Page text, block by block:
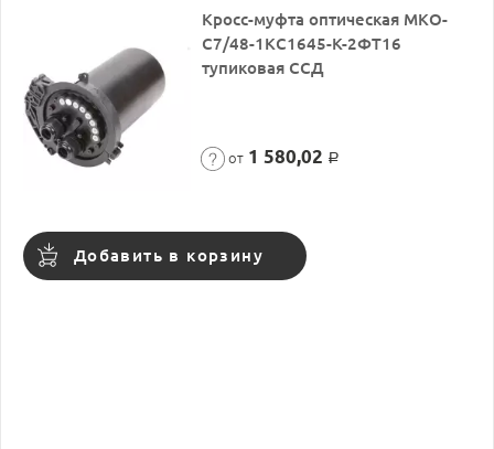
Кросс-муфта оптическая МКО-
С7/48-1КС1645-К-2ФТ16
тупиковая ССД
от 1 580,02 Р
Добавить в корзину